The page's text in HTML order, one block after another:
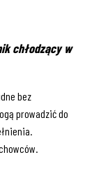
chłodzący w
bez
prowadzić do